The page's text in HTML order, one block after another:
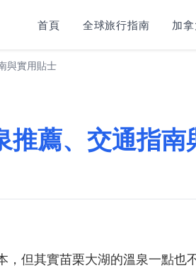
首頁 全球旅行指南 加
與實用貼士
薦、交通指南
但其實苗栗大湖的溫泉一點也